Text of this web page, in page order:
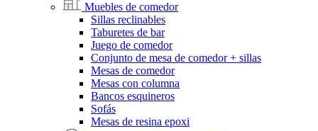
Muebles de comedor
Sillas reclinables
Taburetes de bar
Juego de comedor
Conjunto de mesa de comedor + sillas
Mesas de comedor
Mesas con columna
Bancos esquineros
Sofás
Mesas de resina epoxi